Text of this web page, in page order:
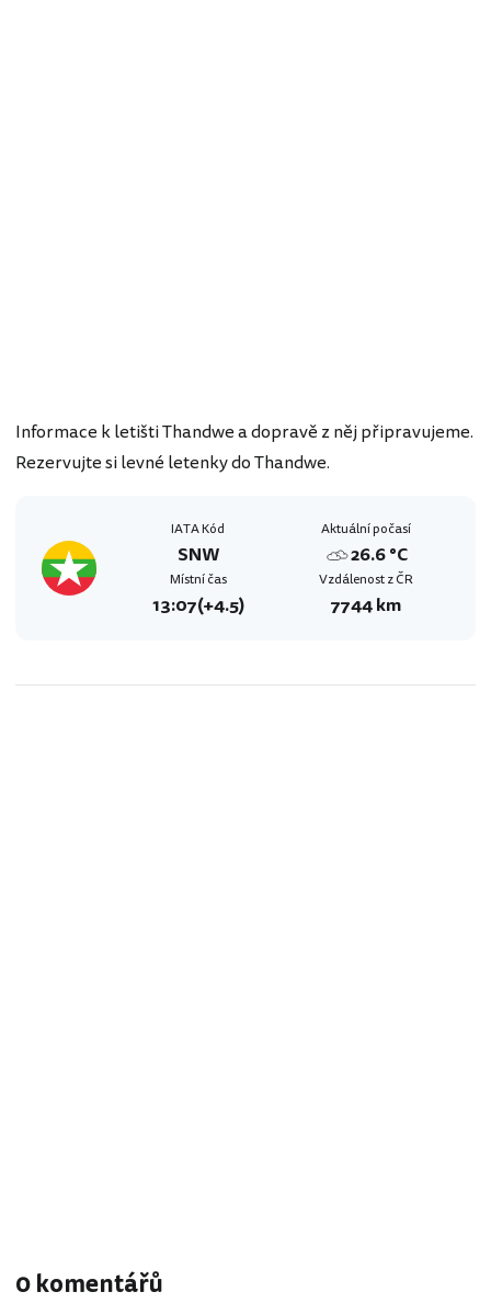
Informace k letišti Thandwe a dopravě z něj připravujeme.
Rezervujte si levné letenky do Thandwe.
IATA Kód
SNW
Aktuální počasí
26.6 °C
Místní čas
13:07(+4.5)
Vzdálenost z ČR
7744 km
0 komentářů